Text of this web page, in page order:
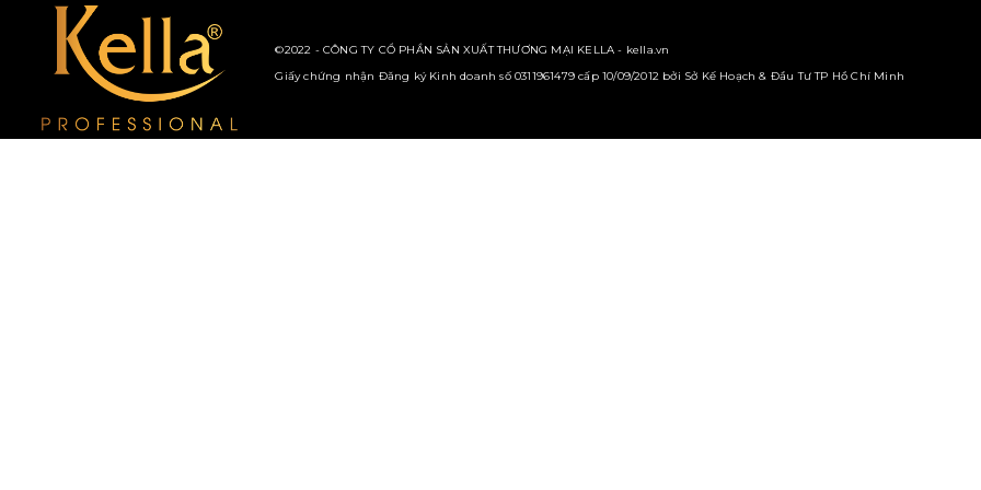
©2022 - CÔNG TY CỔ PHẦN SẢN XUẤT THƯƠNG MẠI KELLA - kella.vn
Giấy chứng nhận Đăng ký Kinh doanh số 0311961479 cấp 10/09/2012 bởi Sở Kế Hoạch & Đầu Tư TP Hồ Chí Minh